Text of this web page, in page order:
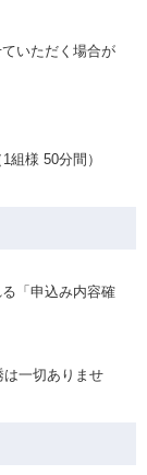
いただく場合が
様 50分間）
「申込み内容確
は一切ありませ